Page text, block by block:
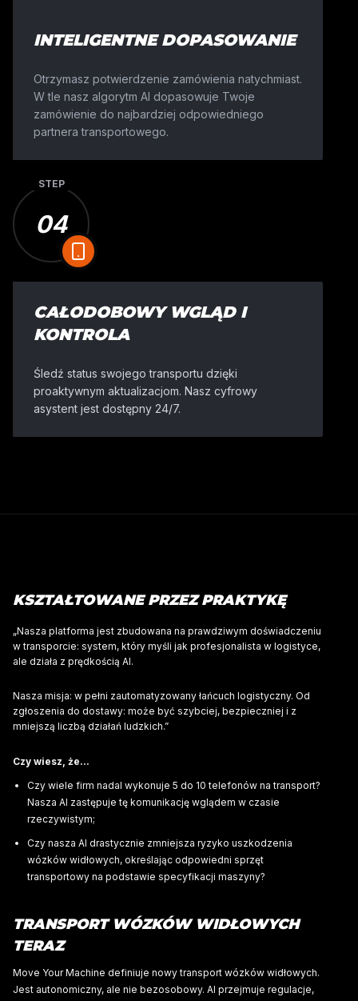
doświadczeniem w branży, aby transportować
INTELIGENTNE DOPASOWANIE
Otrzymasz potwierdzenie zamówienia natychmiast.
W tle nasz algorytm AI dopasowuje Twoje
zamówienie do najbardziej odpowiedniego
partnera transportowego.
STEP
04
CAŁODOBOWY WGLĄD I
KONTROLA
Śledź status swojego transportu dzięki
proaktywnym aktualizacjom. Nasz cyfrowy
asystent jest dostępny 24/7.